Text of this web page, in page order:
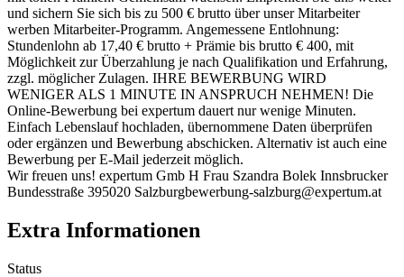
und sichern Sie sich bis zu 500 € brutto über unser Mitarbeiter
werben Mitarbeiter-Programm. Angemessene Entlohnung:
Stundenlohn ab 17,40 € brutto + Prämie bis brutto € 400, mit
Möglichkeit zur Überzahlung je nach Qualifikation und Erfahrung,
zzgl. möglicher Zulagen. IHRE BEWERBUNG WIRD
WENIGER ALS 1 MINUTE IN ANSPRUCH NEHMEN! Die
Online-Bewerbung bei expertum dauert nur wenige Minuten.
Einfach Lebenslauf hochladen, übernommene Daten überprüfen
oder ergänzen und Bewerbung abschicken. Alternativ ist auch eine
Bewerbung per E-Mail jederzeit möglich.
Wir freuen uns! expertum Gmb H Frau Szandra Bolek Innsbrucker
Bundesstraße 395020 Salzburgbewerbung-salzburg@expertum.at
Extra Informationen
Status